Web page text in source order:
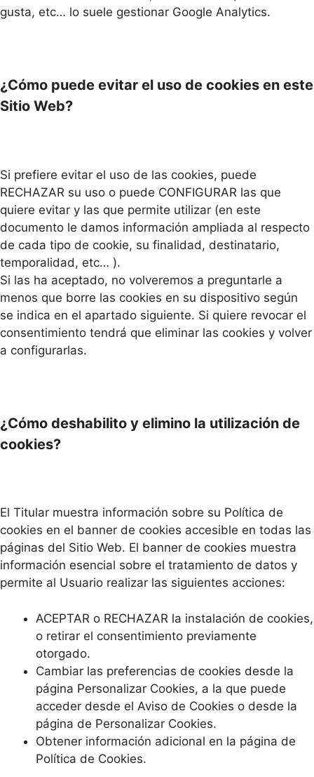
gusta, etc… lo suele gestionar Google Analytics.
¿Cómo puede evitar el uso de cookies en este
Sitio Web?
Si prefiere evitar el uso de las cookies, puede
RECHAZAR su uso o puede CONFIGURAR las que
quiere evitar y las que permite utilizar (en este
documento le damos información ampliada al respecto
de cada tipo de cookie, su finalidad, destinatario,
temporalidad, etc… ).
Si las ha aceptado, no volveremos a preguntarle a
menos que borre las cookies en su dispositivo según
se indica en el apartado siguiente. Si quiere revocar el
consentimiento tendrá que eliminar las cookies y volver
a configurarlas.
¿Cómo deshabilito y elimino la utilización de
cookies?
El Titular muestra información sobre su Política de
cookies en el banner de cookies accesible en todas las
páginas del Sitio Web. El banner de cookies muestra
información esencial sobre el tratamiento de datos y
permite al Usuario realizar las siguientes acciones:
ACEPTAR o RECHAZAR la instalación de cookies,
o retirar el consentimiento previamente
otorgado.
Cambiar las preferencias de cookies desde la
página Personalizar Cookies, a la que puede
acceder desde el Aviso de Cookies o desde la
página de Personalizar Cookies.
Obtener información adicional en la página de
Política de Cookies.